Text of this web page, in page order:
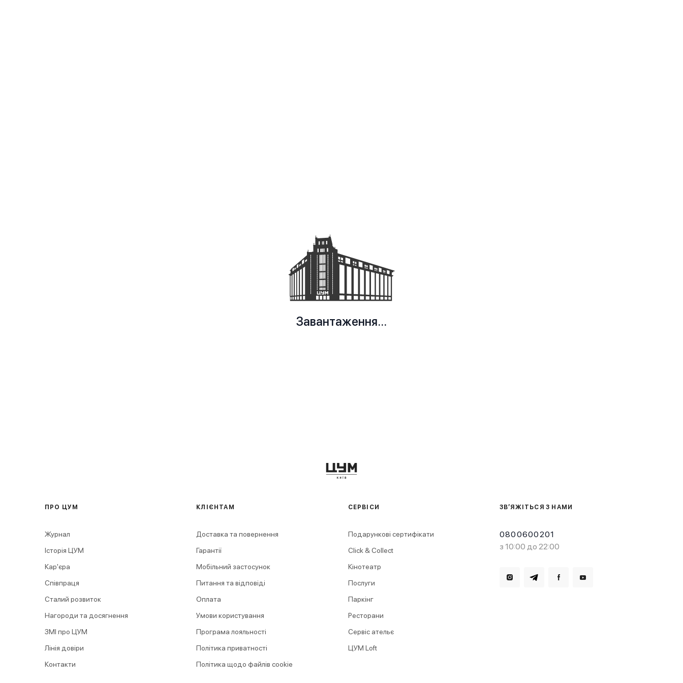
Завантаження...
ЗВ’ЯЖІТЬСЯ З НАМИ
0800600201
з 10:00 до 22:00
ПРО ЦУМ
Журнал
Історія ЦУМ
Кар'єра
Співпраця
Сталий розвиток
Нагороди та досягнення
ЗМІ про ЦУМ
Лінія довіри
Контакти
КЛІЄНТАМ
Доставка та повернення
Гарантії
Мобільний застосунок
Питання та відповіді
Оплата
Умови користування
Програма лояльності
Політика приватності
Політика щодо файлів cookie
СЕРВІСИ
Подарункові сертифікати
Click & Collect
Кінотеатр
Послуги
Паркінг
Ресторани
Сервіс ательє
ЦУМ Loft